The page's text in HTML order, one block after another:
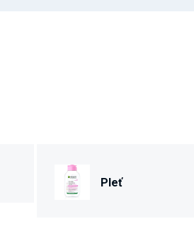
Pleť